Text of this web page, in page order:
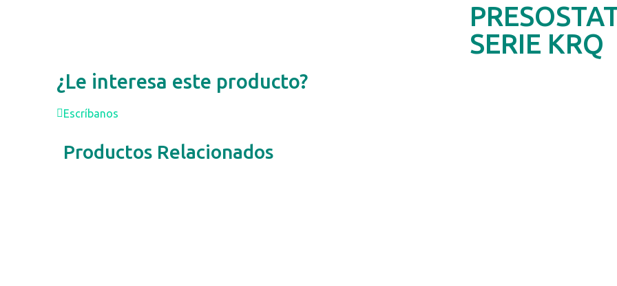
SERIE KRQ
¿Le interesa este producto?
Escríbanos
Productos Relacionados